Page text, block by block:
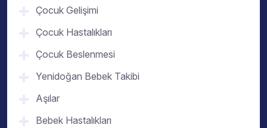
Çocuk Gelişimi
Çocuk Hastalıkları
Çocuk Beslenmesi
Yenidoğan Bebek Takibi
Aşılar
Bebek Hastalıkları